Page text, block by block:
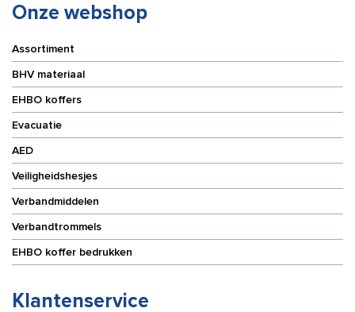
Onze webshop
Assortiment
BHV materiaal
EHBO koffers
Evacuatie
AED
Veiligheidshesjes
Verbandmiddelen
Verbandtrommels
EHBO koffer bedrukken
Klantenservice